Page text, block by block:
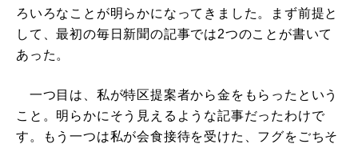
ろいろなことが明らかになってきました。まず前提と
して、最初の毎日新聞の記事では2つのことが書いて
あった。
一つ目は、私が特区提案者から金をもらったという
こと。明らかにそう見えるような記事だったわけで
す。もう一つは私が会食接待を受けた、フグをごちそ